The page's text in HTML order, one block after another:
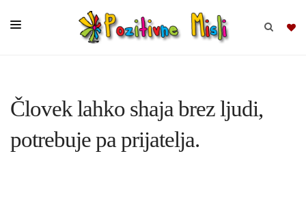
MISLI
Človek lahko shaja brez ljudi,
potrebuje pa prijatelja.